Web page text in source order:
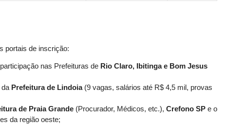
portais de inscrição:
nas Prefeituras de Rio Claro, Ibitinga e Bom Jesus
da Prefeitura de Lindoia(9 vagas, salários até R$ 4,5 mil, provas
de Praia Grande (Procurador, Médicos, etc.), Crefono SP e o
da região oeste;